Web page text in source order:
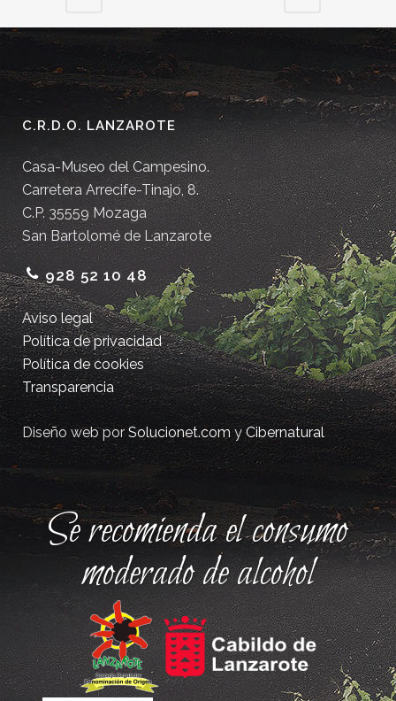
C.R.D.O. LANZAROTE
Casa-Museo del Campesino.
Carretera Arrecife-Tinajo, 8.
C.P. 35559 Mozaga
San Bartolomé de Lanzarote
928 52 10 48
Aviso legal
Política de privacidad
Política de cookies
Transparencia
Diseño web porSolucionet.comyCibernatural
Se recomienda el consumo
moderado de alcohol